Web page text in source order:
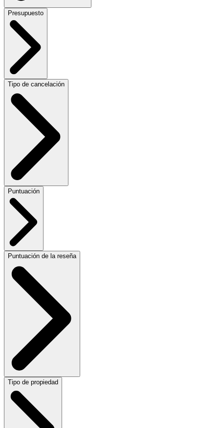
Presupuesto
Tipo de cancelación
Puntuación
Puntuación de la reseña
Tipo de propiedad